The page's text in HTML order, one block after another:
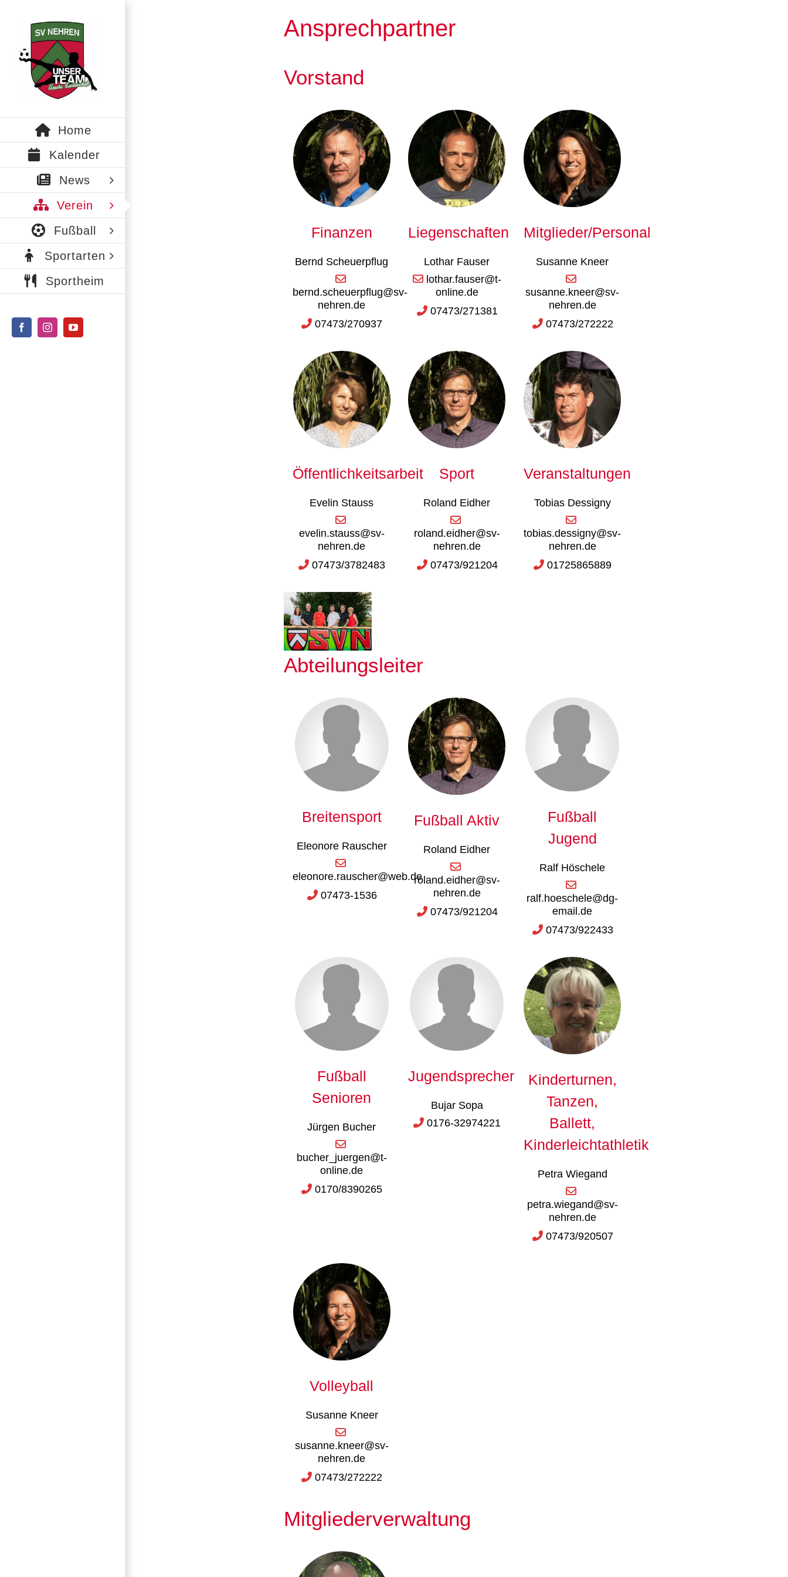
springen
Home
Kalender
News
Verein
Fußball
Sportarten
Sportheim
FacebookInstagramYouTube
Ansprechpartner
Vorstand
Finanzen
Bernd Scheuerpflug
bernd.scheuerpflug@sv-
nehren.de
07473/270937
Liegenschaften
Lothar Fauser
lothar.fauser@t-
online.de
07473/271381
Mitglieder/Personal
Susanne Kneer
susanne.kneer@sv-
nehren.de
07473/272222
Öffentlichkeitsarbeit
Evelin Stauss
evelin.stauss@sv-
nehren.de
07473/3782483
Sport
Roland Eidher
roland.eidher@sv-
nehren.de
07473/921204
Veranstaltungen
Tobias Dessigny
tobias.dessigny@sv-
nehren.de
01725865889
Abteilungsleiter
Breitensport
Eleonore Rauscher
eleonore.rauscher@web.de
07473-1536
Fußball Aktiv
Roland Eidher
roland.eidher@sv-
nehren.de
07473/921204
Fußball
Jugend
Ralf Höschele
ralf.hoeschele@dg-
email.de
07473/922433
Fußball
Senioren
Jürgen Bucher
bucher_juergen@t-
online.de
0170/8390265
Jugendsprecher
Bujar Sopa
0176-32974221
Kinderturnen,
Tanzen,
Ballett,
Kinderleichtathletik
Petra Wiegand
petra.wiegand@sv-
nehren.de
07473/920507
Volleyball
Susanne Kneer
susanne.kneer@sv-
nehren.de
07473/272222
Mitgliederverwaltung